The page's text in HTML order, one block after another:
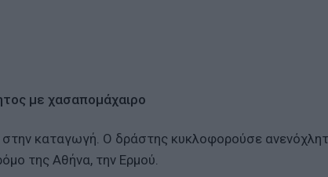
με χασαπομάχαιρο
στην καταγωγή. Ο δράστης κυκλοφορούσε
της Αθήνα, την Ερμού.